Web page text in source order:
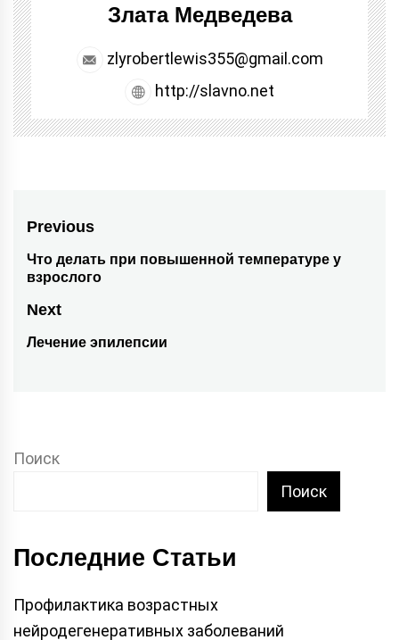
Злата Медведева
zlyrobertlewis355@gmail.com
http://slavno.net
Навигация
по
записям
Previous
Previous
post:
Что делать при повышенной температуре у
взрослого
Next
Next
Лечение эпилепсии
Поиск
Поиск
Последние Статьи
Профилактика возрастных
нейродегенеративных заболеваний